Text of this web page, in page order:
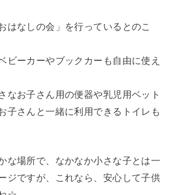
はなしの会」を行っているとのこ
ビーカーやブックカーも自由に使え
なお子さん用の便器や乳児用ベット
子さんと一緒に利用できるトイレも
な場所で、なかなか小さな子とは一
ジですが、これなら、安心して子供